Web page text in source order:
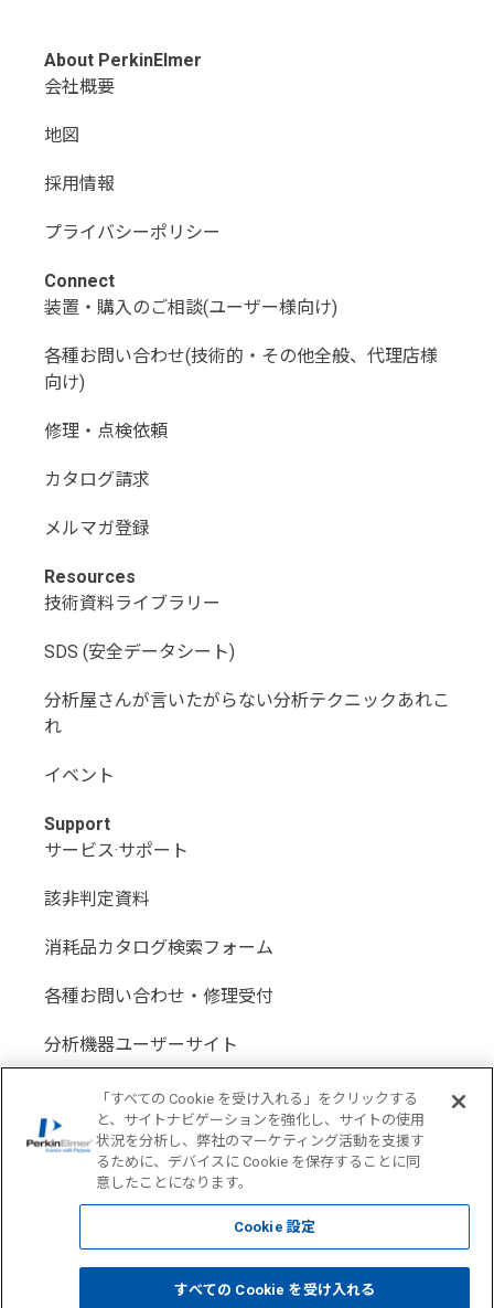
About PerkinElmer
会社概要
地図
採用情報
プライバシーポリシー
Connect
装置・購入のご相談(ユーザー様向け)
各種お問い合わせ(技術的・その他全般、代理店様
向け)
修理・点検依頼
カタログ請求
メルマガ登録
Resources
技術資料ライブラリー
SDS (安全データシート)
分析屋さんが言いたがらない分析テクニックあれこ
れ
イベント
Support
サービス·サポート
該非判定資料
消耗品カタログ検索フォーム
各種お問い合わせ・修理受付
分析機器ユーザーサイト
分析機器代理店サイト
Location: Japan(Change USA
COPYRIGHT © 1998-2026 PerkinElmer All Rights reserved
「すべての Cookie を受け入れる」をクリックする
と、サイトナビゲーションを強化し、サイトの使用
状況を分析し、弊社のマーケティング活動を支援す
るために、デバイスに Cookie を保存することに同
意したことになります。
Cookie 設定
すべての Cookie を受け入れる